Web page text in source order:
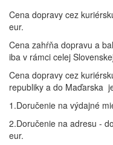
Cena dopravy cez
eur.
Cena zahŕňa dopravu a
iba v rámci celej
Cena dopravy cez
republiky a do Maďarska
1.Doručenie na výdajné
2.Doručenie na adresu -
eur.